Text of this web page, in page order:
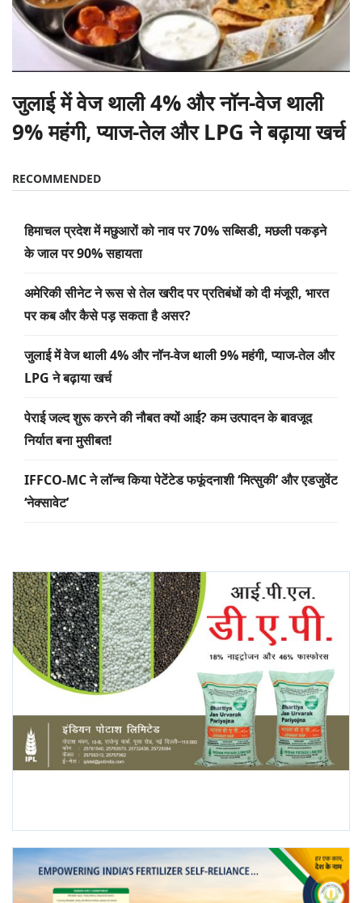
जुलाई में वेज थाली 4% और नॉन-वेज थाली
9% महंगी, प्याज-तेल और LPG ने बढ़ाया खर्च
RECOMMENDED
हिमाचल प्रदेश में मछुआरों को नाव पर 70% सब्सिडी, मछली पकड़ने
के जाल पर 90% सहायता
अमेरिकी सीनेट ने रूस से तेल खरीद पर प्रतिबंधों को दी मंजूरी, भारत
पर कब और कैसे पड़ सकता है असर?
जुलाई में वेज थाली 4% और नॉन-वेज थाली 9% महंगी, प्याज-तेल और
LPG ने बढ़ाया खर्च
पेराई जल्द शुरू करने की नौबत क्यों आई? कम उत्पादन के बावजूद
निर्यात बना मुसीबत!
IFFCO-MC ने लॉन्च किया पेटेंटेड फफूंदनाशी ‘मित्सुकी’ और एडजुवेंट
‘नेक्सावेट’